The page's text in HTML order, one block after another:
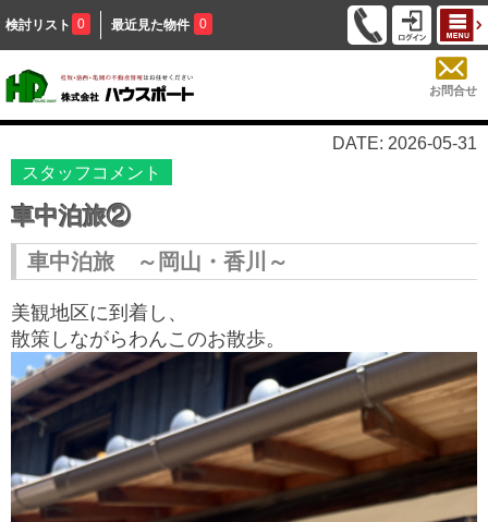
検討リスト 0 最近見た物件 0
お問合せ
DATE: 2026-05-31
スタッフコメント
車中泊旅②
車中泊旅 ～岡山・香川～
美観地区に到着し、
散策しながらわんこのお散歩。